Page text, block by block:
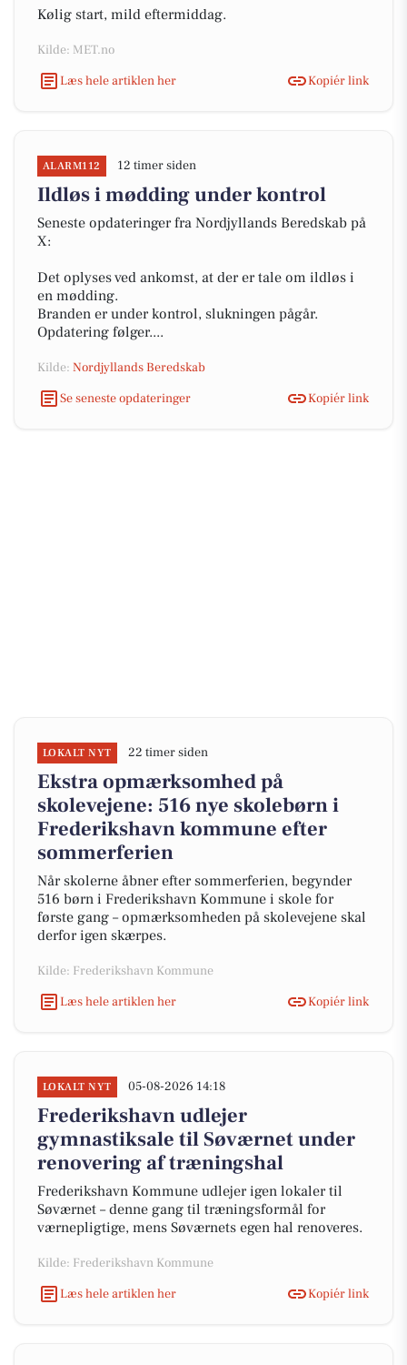
Kølig start, mild eftermiddag.
Kilde: MET.no
Læs hele artiklen her
Kopiér link
ALARM112 12 timer siden
Ildløs i mødding under kontrol
Seneste opdateringer fra Nordjyllands Beredskab på
X:
Det oplyses ved ankomst, at der er tale om ildløs i
en mødding.
Branden er under kontrol, slukningen pågår.
Opdatering følger....
Kilde: Nordjyllands Beredskab
Se seneste opdateringer
Kopiér link
LOKALT NYT 22 timer siden
Ekstra opmærksomhed på
skolevejene: 516 nye skolebørn i
Frederikshavn kommune efter
sommerferien
Når skolerne åbner efter sommerferien, begynder
516 børn i Frederikshavn Kommune i skole for
første gang – opmærksomheden på skolevejene skal
derfor igen skærpes.
Kilde: Frederikshavn Kommune
Læs hele artiklen her
Kopiér link
LOKALT NYT 05-08-2026 14:18
Frederikshavn udlejer
gymnastiksale til Søværnet under
renovering af træningshal
Frederikshavn Kommune udlejer igen lokaler til
Søværnet – denne gang til træningsformål for
værnepligtige, mens Søværnets egen hal renoveres.
Kilde: Frederikshavn Kommune
Læs hele artiklen her
Kopiér link